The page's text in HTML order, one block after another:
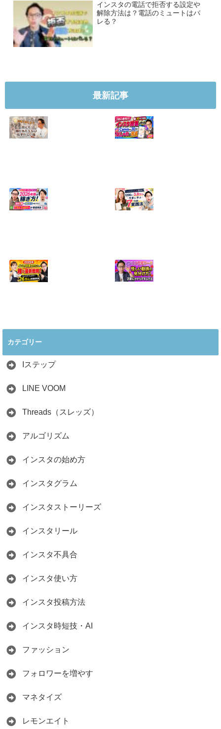
インスタの電話で拒否する設定や
解除方法は？電話のミュートはバ
レる？
最新記事
たくなかった、僕
のいちばん恥ずか
しい話
方！Canvaなら30
分でおしゃれに完
成
版の稼ぎ方！案件
5種や撮影許可の
取り方まで7万人
1200人→3.8万人
の作家に学ぶ7つ
の実践法
人の料理研究家が
ント
2026.05.15
カテゴリー
Iステップ
LINE VOOM
Threads（スレッズ）
アルゴリズム
インスタの始め方
インスタグラム
インスタストーリーズ
インスタリール
インスタ不具合
インスタ使い方
インスタ投稿方法
インスタ時短技・AI
ファッション
フォロワーを増やす
マネタイズ
レモンエイト